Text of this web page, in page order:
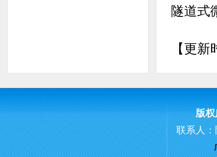
隧道式
【更
版
联系人：